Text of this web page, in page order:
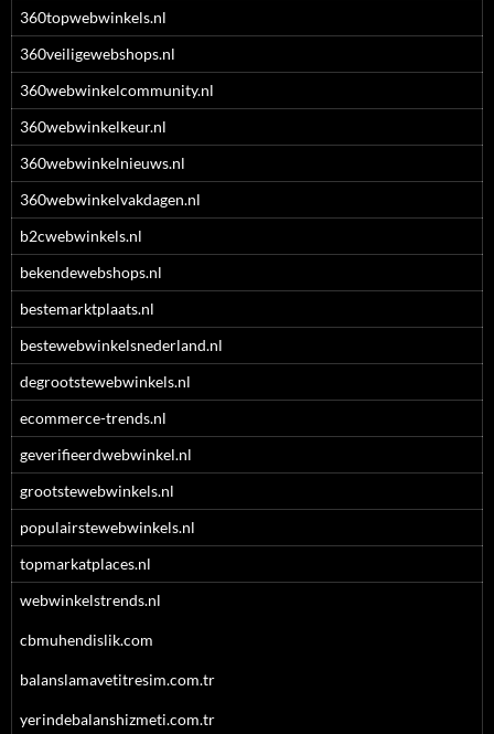
360topwebwinkels.nl
360veiligewebshops.nl
360webwinkelcommunity.nl
360webwinkelkeur.nl
360webwinkelnieuws.nl
360webwinkelvakdagen.nl
b2cwebwinkels.nl
bekendewebshops.nl
bestemarktplaats.nl
bestewebwinkelsnederland.nl
degrootstewebwinkels.nl
ecommerce-trends.nl
geverifieerdwebwinkel.nl
grootstewebwinkels.nl
populairstewebwinkels.nl
topmarkatplaces.nl
webwinkelstrends.nl
cbmuhendislik.com
balanslamavetitresim.com.tr
yerindebalanshizmeti.com.tr